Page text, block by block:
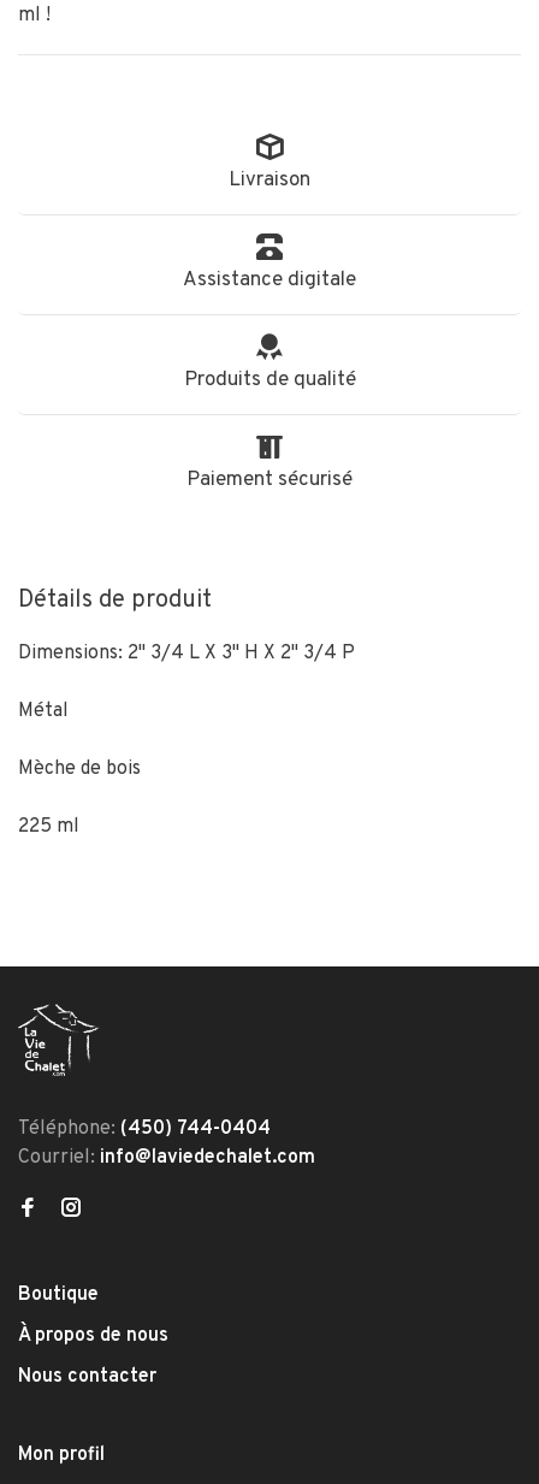
ml !
Livraison
Assistance digitale
Produits de qualité
Paiement sécurisé
Détails de produit
Dimensions: 2" 3/4 L X 3" H X 2" 3/4 P
Métal
Mèche de bois
225 ml
Téléphone: (450) 744-0404
Courriel: info@laviedechalet.com
Boutique
À propos de nous
Nous contacter
Mon profil